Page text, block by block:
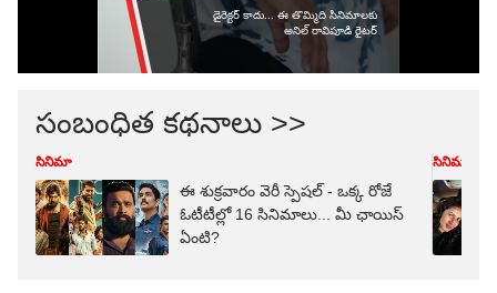
సంబంధిత కథనాలు >>
సినిమా
ఈ శుక్రవారం వెరీ స్పెషల్ - ఒక్క రోజే
ఓటీటీల్లో 16 సినిమాలు... మీ ఛాయిస్
ఏంటి?
సినిమా